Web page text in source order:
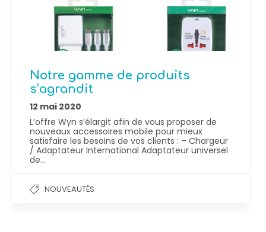
Notre gamme de produits
s’agrandit
12 mai 2020
L’offre Wyn s’élargit afin de vous proposer de
nouveaux accessoires mobile pour mieux
satisfaire les besoins de vos clients : – Chargeur
/ Adaptateur International Adaptateur universel
de…
NOUVEAUTÉS